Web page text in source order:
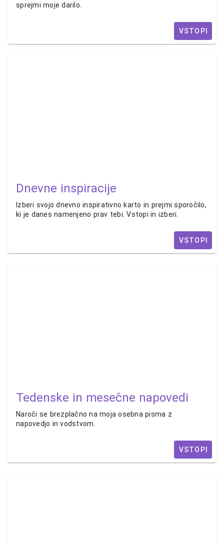
sprejmi moje darilo.
VSTOPI
Dnevne inspiracije
Izberi svojo dnevno inspirativno karto in prejmi sporočilo,
ki je danes namenjeno prav tebi. Vstopi in izberi.
VSTOPI
Tedenske in mesečne napovedi
Naroči se brezplačno na moja osebna pisma z
napovedjo in vodstvom.
VSTOPI